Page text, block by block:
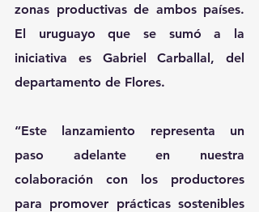
zonas productivas de ambos países.
El uruguayo que se sumó a la
iniciativa es Gabriel Carballal, del
departamento de Flores.
“Este lanzamiento representa un
paso adelante en nuestra
colaboración con los productores
para promover prácticas sostenibles